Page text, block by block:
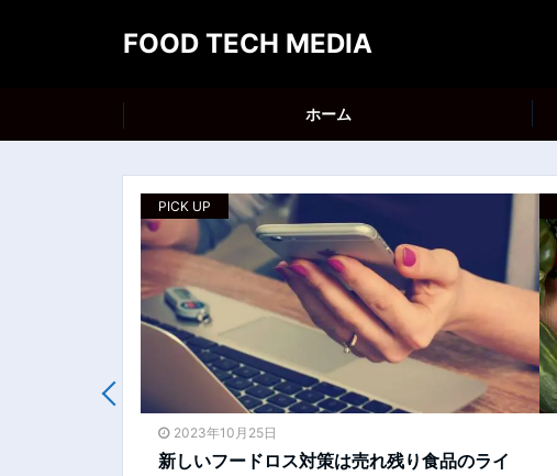
FOOD TECH MEDIA
ホーム
PICK UP
2023年10月25日
新しいフードロス対策は売れ残り食品のライ